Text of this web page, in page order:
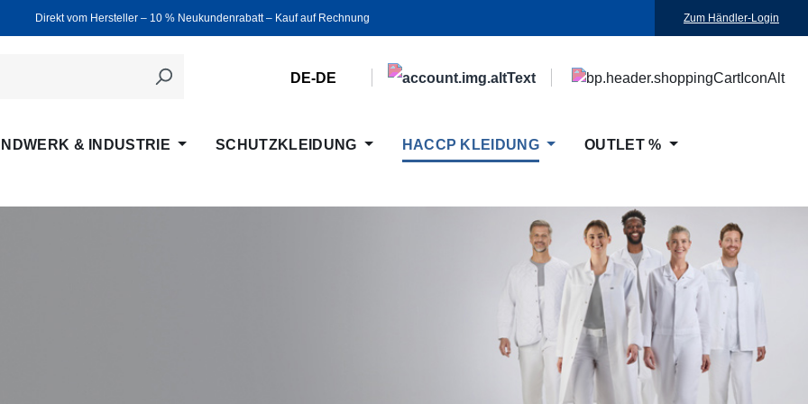
Direkt vom Hersteller ‒ 10 % Neukundenrabatt ‒ Kauf auf Rechnung Zum Händler-Login
DE-DE
& INDUSTRIE SCHUTZKLEIDUNG HACCP KLEIDUNG OUTLET %